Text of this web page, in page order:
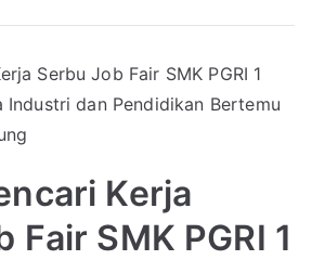
Kerja
Fair SMK PGRI 1